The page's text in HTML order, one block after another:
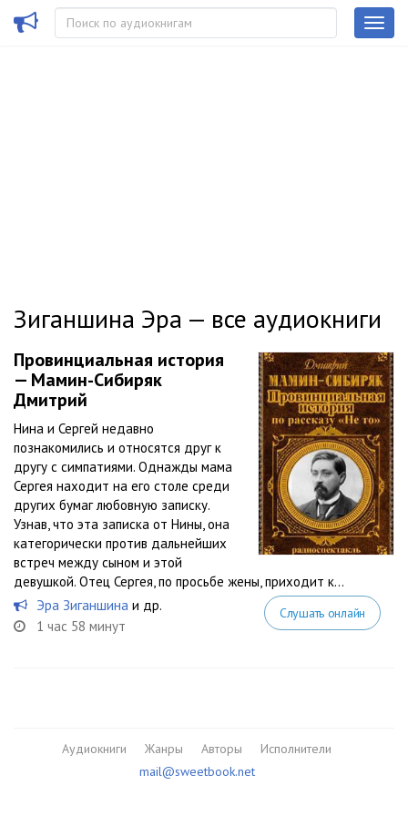
Зиганшина Эра — все аудиокниги
Провинциальная история
— Мамин-Сибиряк
Дмитрий
Нина и Сергей недавно
познакомились и относятся друг к
другу с симпатиями. Однажды мама
Сергея находит на его столе среди
других бумаг любовную записку.
Узнав, что эта записка от Нины, она
категорически против дальнейших
встреч между сыном и этой
девушкой. Отец Сергея, по просьбе жены, приходит к...
Эра Зиганшина и др.
1 час 58 минут
Слушать онлайн
Аудиокниги Жанры Авторы
Исполнители
mail@sweetbook.net